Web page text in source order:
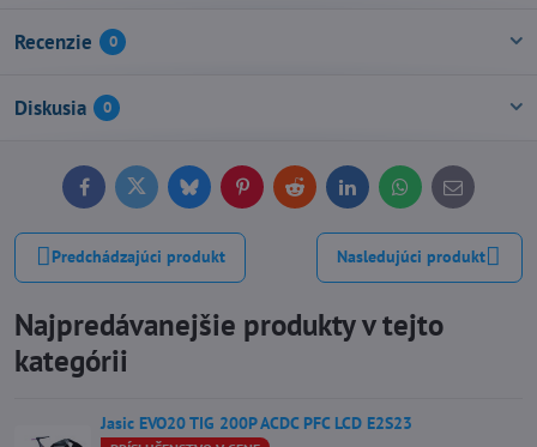
Recenzie 0
Diskusia 0
FacebookTwitterBlueskyPinterestReddit LinkedInWhatsApp
E-
mail
Predchádzajúci produkt Nasledujúci produkt
Najpredávanejšie produkty v tejto
kategórii
Jasic EVO20 TIG 200P ACDC PFC LCD E2S23